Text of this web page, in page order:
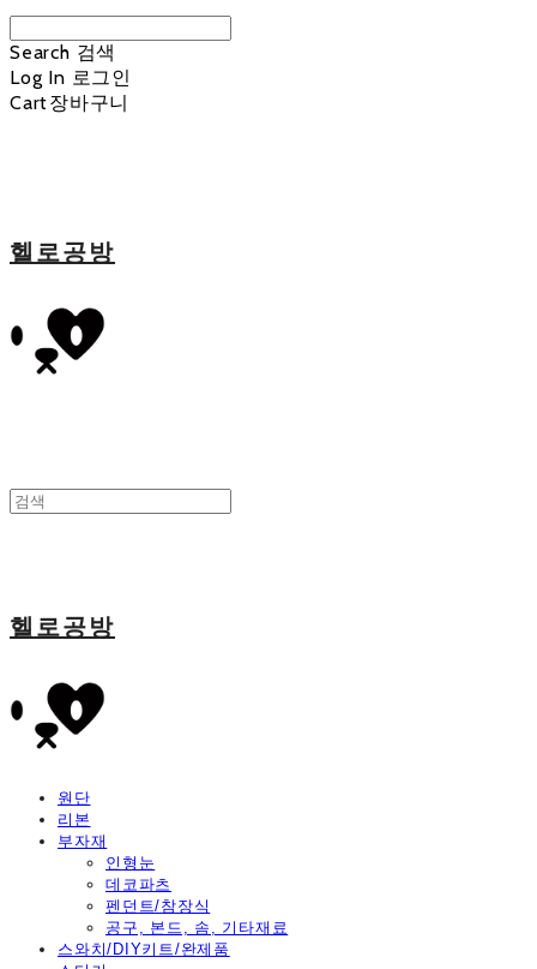
Search 검색
Log In 로그인
Cart장바구니
헬로공방
헬로공방
원단
리본
부자재
인형눈
데코파츠
펜던트/참장식
공구, 본드, 솜, 기타재료
스와치/DIY키트/완제품